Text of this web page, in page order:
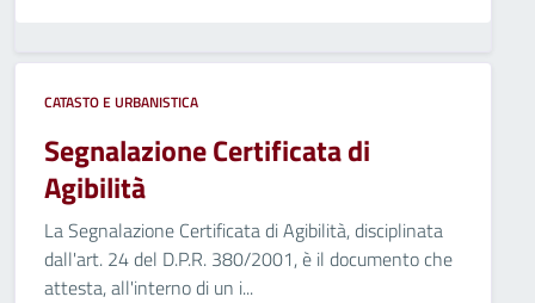
CATASTO E URBANISTICA
Segnalazione Certificata di
Agibilità
La Segnalazione Certificata di Agibilità, disciplinata
dall'art. 24 del D.P.R. 380/2001, è il documento che
attesta, all'interno di un i...